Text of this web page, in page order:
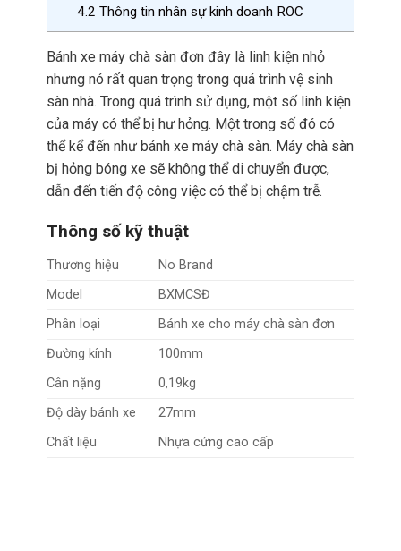
4.2 Thông tin nhân sự kinh doanh ROC
Bánh xe máy chà sàn đơn đây là linh kiện nhỏ
nhưng nó rất quan trọng trong quá trình vệ sinh
sàn nhà. Trong quá trình sử dụng, một số linh kiện
của máy có thể bị hư hỏng. Một trong số đó có
thể kể đến như bánh xe máy chà sàn. Máy chà sàn
bị hỏng bóng xe sẽ không thể di chuyển được,
dẫn đến tiến độ công việc có thể bị chậm trễ.
Thông số kỹ thuật
Thương hiệu
No Brand
Model
BXMCSĐ
Phân loại
Bánh xe cho máy chà sàn đơn
Đường kính
100mm
Cân nặng
0,19kg
Độ dày bánh xe
27mm
Chất liệu
Nhựa cứng cao cấp